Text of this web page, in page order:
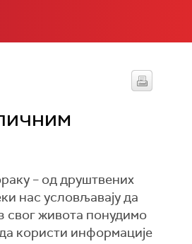
– од друштвених
нас условљавају да
свог живота понудимо
користи информације